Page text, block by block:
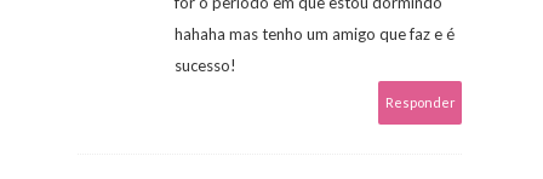
hahaha mas tenho um amigo que faz e é
sucesso!
Responder